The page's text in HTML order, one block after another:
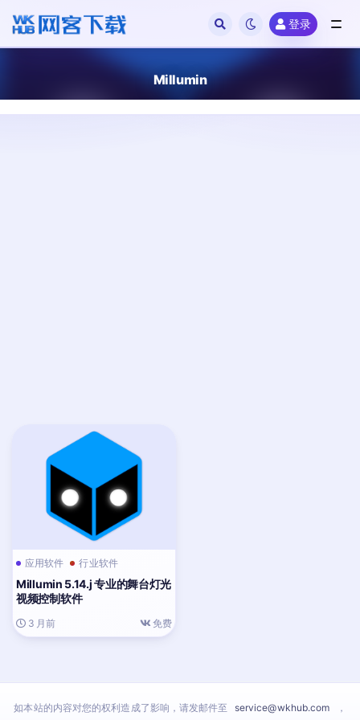
登录
Millumin
应用软件 行业软件
Millumin 5.14.j 专业的舞台灯光
视频控制软件
3 月前 免费
如本站的内容对您的权利造成了影响，请发邮件至 service@wkhub.com ，
全部